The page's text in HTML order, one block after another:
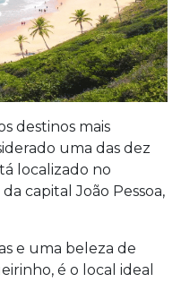
destinos mais
uma das dez
localizado no
capital João Pessoa,
e uma beleza de
é o local ideal